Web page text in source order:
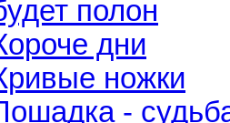
полон
дни
ножки
-